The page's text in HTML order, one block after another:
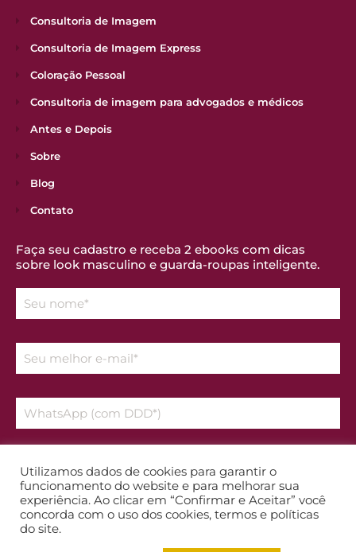
Consultoria de Imagem
Consultoria de Imagem Express
Coloração Pessoal
Consultoria de imagem para advogados e médicos
Antes e Depois
Sobre
Blog
Contato
Faça seu cadastro e receba 2 ebooks com dicas
sobre look masculino e guarda-roupas inteligente.
Declaro que aceito os temos daPolítica de Privacidade
Enviar
Utilizamos dados de cookies para garantir o
funcionamento do website e para melhorar sua
experiência. Ao clicar em “Confirmar e Aceitar” você
concorda com o uso dos cookies, termos e políticas
do site.